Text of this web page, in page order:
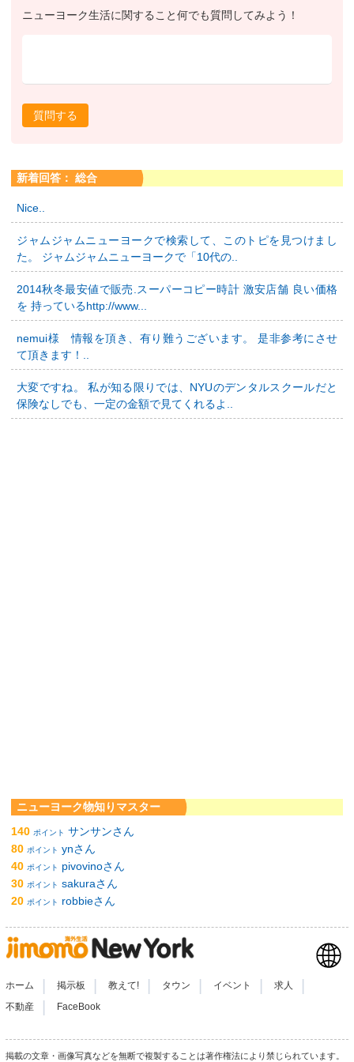
ニューヨーク生活に関すること何でも質問してみよう！
質問する
新着回答： 総合
Nice..
ジャムジャムニューヨークで検索して、このトピを見つけまし
た。 ジャムジャムニューヨークで「10代の..
2014秋冬最安値で販売.スーパーコピー時計 激安店舗 良い価格
を 持っているhttp://www...
nemui様 情報を頂き、有り難うございます。 是非参考にさせ
て頂きます！..
大変ですね。 私が知る限りでは、NYUのデンタルスクールだと
保険なしでも、一定の金額で見てくれるよ..
ニューヨーク物知りマスター
140 ポイント サンサンさん
80 ポイント ynさん
40 ポイント
pivovinoさん
30 ポイント sakuraさん
20 ポイント robbieさん
ホーム 掲示板 教えて! タウン イベント 求人
不動産 FaceBook
掲載の文章・画像写真などを無断で複製することは著作権法により禁じられています。